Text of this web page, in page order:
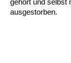
gehört und selbst
ausgestorben.